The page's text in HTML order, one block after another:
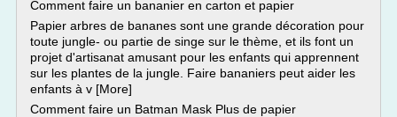
Comment faire un bananier en carton et papier
Papier arbres de bananes sont une grande décoration pour
toute jungle- ou partie de singe sur le thème, et ils font un
projet d'artisanat amusant pour les enfants qui apprennent
sur les plantes de la jungle. Faire bananiers peut aider les
enfants à v [More]
Comment faire un Batman Mask Plus de papier